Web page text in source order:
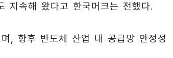
지속해 왔다고 한국머크는 전했다.
, 향후 반도체 산업 내 공급망 안정성